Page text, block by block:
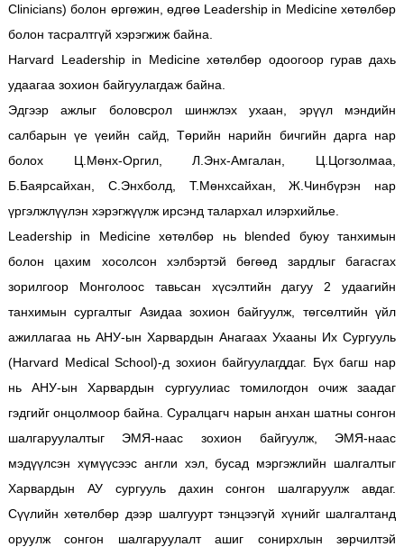
Clinicians) болон өргөжин, өдгөө Leadership in Medicine хөтөлбөр
болон тасралтгүй хэрэгжиж байна.
Harvard Leadership in Medicine хөтөлбөр одоогоор гурав дахь
удаагаа зохион байгуулагдаж байна.
Эдгээр ажлыг боловсрол шинжлэх ухаан, эрүүл мэндийн
салбарын үе үеийн сайд, Төрийн нарийн бичгийн дарга нар
болох Ц.Мөнх-Оргил, Л.Энх-Амгалан, Ц.Цогзолмаа,
Б.Баярсайхан, С.Энхболд, Т.Мөнхсайхан, Ж.Чинбүрэн нар
үргэлжлүүлэн хэрэгжүүлж ирсэнд талархал илэрхийлье.
Leadership in Medicine хөтөлбөр нь blended буюу танхимын
болон цахим хосолсон хэлбэртэй бөгөөд зардлыг багасгах
зорилгоор Монголоос тавьсан хүсэлтийн дагуу 2 удаагийн
танхимын сургалтыг Азидаа зохион байгуулж, төгсөлтийн үйл
ажиллагаа нь АНУ-ын Харвардын Анагаах Ухааны Их Сургууль
(Harvard Medical School)-д зохион байгуулагддаг. Бүх багш нар
нь АНУ-ын Харвардын сургуулиас томилогдон очиж заадаг
гэдгийг онцолмоор байна. Суралцагч нарын анхан шатны сонгон
шалгаруулалтыг ЭМЯ-наас зохион байгуулж, ЭМЯ-наас
мэдүүлсэн хүмүүсээс англи хэл, бусад мэргэжлийн шалгалтыг
Харвардын АУ сургууль дахин сонгон шалгаруулж авдаг.
Сүүлийн хөтөлбөр дээр шалгуурт тэнцээгүй хүнийг шалгалтанд
оруулж сонгон шалгаруулалт ашиг сонирхлын зөрчилтэй